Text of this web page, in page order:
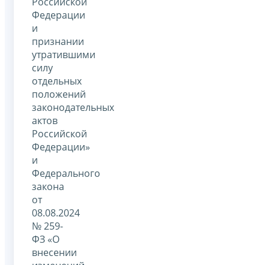
Федерации
и
признании
утратившими
силу
отдельных
положений
законодательных
актов
Российской
Федерации»
и
Федерального
закона
от
08.08.2024
№ 259-
ФЗ «О
внесении